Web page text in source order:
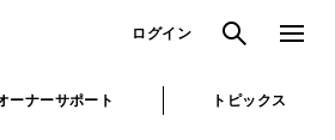
ログイン 検索 メニュ
ーナーサポート トピックス